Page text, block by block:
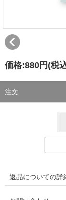
価格:880円 (税
注文
返品についての詳